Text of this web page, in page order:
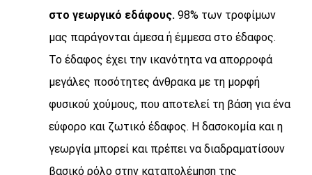
στο γεωργικό εδάφους. 98% των τροφίμων
μας παράγονται άμεσα ή έμμεσα στο έδαφος.
Το έδαφος έχει την ικανότητα να απορροφά
μεγάλες ποσότητες άνθρακα με τη μορφή
φυσικού χούμους, που αποτελεί τη βάση για ένα
εύφορο και ζωτικό έδαφος. Η δασοκομία και η
γεωργία μπορεί και πρέπει να διαδραματίσουν
βασικό ρόλο στην καταπολέμηση της